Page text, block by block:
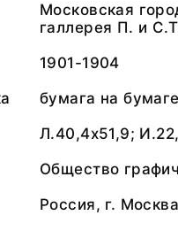
Московская
галлерея П. и
1901-1904
бумага на
Л.40,4x51,9;
Общество
Россия, г. Москва